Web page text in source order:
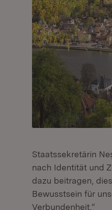
Staatssekretärin
nach Identität und
dazu beitragen,
Bewusstsein für
Verbundenheit.“